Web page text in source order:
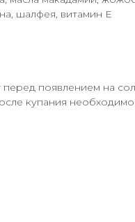
шалфея, витамин Е
перед появлением на
купания